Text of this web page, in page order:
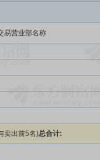
易营业部名称
卖出前5名)总合计: